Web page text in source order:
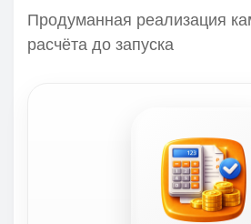
Продуманная реализация
расчёта до запуска